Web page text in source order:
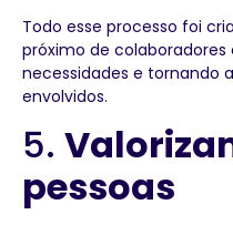
Todo esse processo foi
próximo de colaboradores
necessidades e tornando
envolvidos.
5.
pessoas